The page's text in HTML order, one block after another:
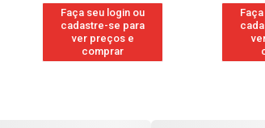
Faça seu login ou
cadastre-se para
ver preços e
comprar